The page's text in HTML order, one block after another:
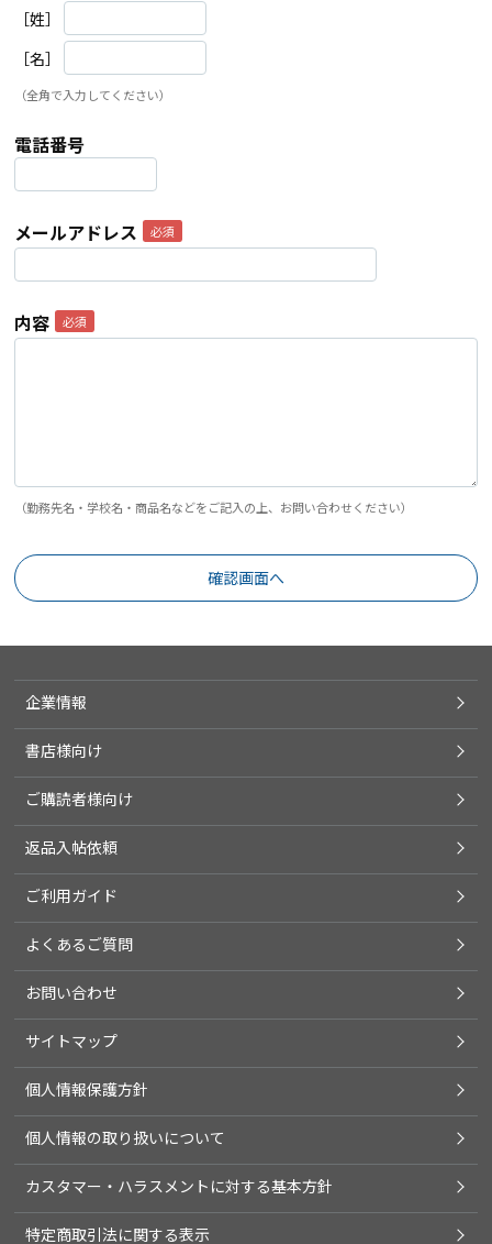
［姓］
［名］
（全角で入力してください）
電話番号
メールアドレス
内容
（勤務先名・学校名・商品名などをご記入の上、お問い合わせください）
企業情報
書店様向け
ご購読者様向け
返品入帖依頼
ご利用ガイド
よくあるご質問
お問い合わせ
サイトマップ
個人情報保護方針
個人情報の取り扱いについて
カスタマー・ハラスメントに対する基本方針
特定商取引法に関する表示